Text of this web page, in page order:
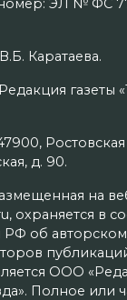
ЭЛ № ФС
Каратаева.
газеты
Ростовская
д. 90.
на
охраняется в
РФ об
ООО
Полное или